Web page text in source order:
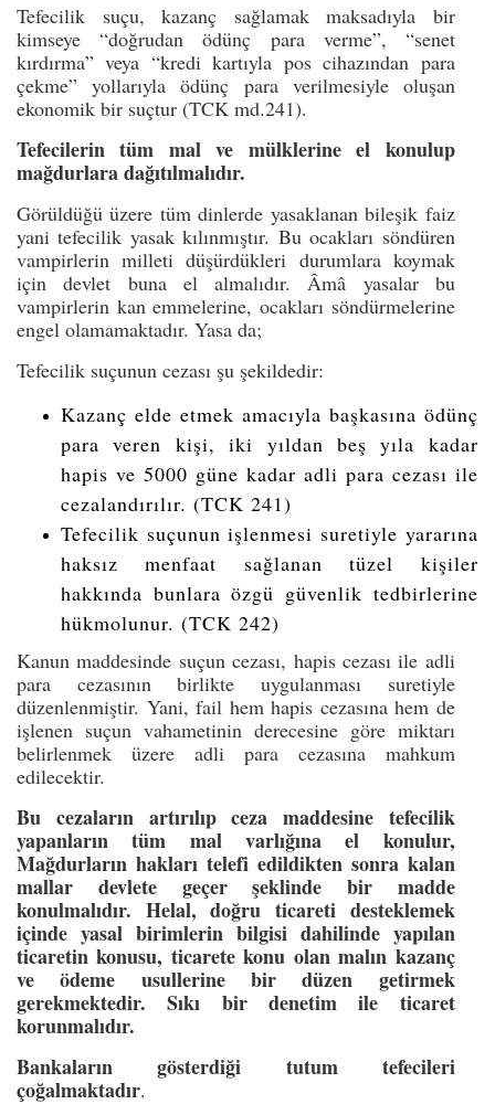
Tefecilik suçu, kazanç sağlamak maksadıyla bir
kimseye “doğrudan ödünç para verme”, “senet
kırdırma” veya “kredi kartıyla pos cihazından para
çekme” yollarıyla ödünç para verilmesiyle oluşan
ekonomik bir suçtur (TCK md.241).
Tefecilerin tüm mal ve mülklerine el konulup
mağdurlara dağıtılmalıdır.
Görüldüğü üzere tüm dinlerde yasaklanan bileşik faiz
yani tefecilik yasak kılınmıştır. Bu ocakları söndüren
vampirlerin milleti düşürdükleri durumlara koymak
için devlet buna el almalıdır. Âmâ yasalar bu
vampirlerin kan emmelerine, ocakları söndürmelerine
engel olamamaktadır. Yasa da;
Tefecilik suçunun cezası şu şekildedir:
Kazanç elde etmek amacıyla başkasına ödünç
para veren kişi, iki yıldan beş yıla kadar
hapis ve 5000 güne kadar adli para cezası ile
cezalandırılır. (TCK 241)
Tefecilik suçunun işlenmesi suretiyle yararına
haksız menfaat sağlanan tüzel kişiler
hakkında bunlara özgü güvenlik tedbirlerine
hükmolunur. (TCK 242)
Kanun maddesinde suçun cezası, hapis cezası ile adli
para cezasının birlikte uygulanması suretiyle
düzenlenmiştir. Yani, fail hem hapis cezasına hem de
işlenen suçun vahametinin derecesine göre miktarı
belirlenmek üzere adli para cezasına mahkum
edilecektir.
Bu cezaların artırılıp ceza maddesine tefecilik
yapanların tüm mal varlığına el konulur,
Mağdurların hakları telefi edildikten sonra kalan
mallar devlete geçer şeklinde bir madde
konulmalıdır. Helal, doğru ticareti desteklemek
içinde yasal birimlerin bilgisi dahilinde yapılan
ticaretin konusu, ticarete konu olan malın kazanç
ve ödeme usullerine bir düzen getirmek
gerekmektedir. Sıkı bir denetim ile ticaret
korunmalıdır.
Bankaların gösterdiği tutum tefecileri
çoğalmaktadır.